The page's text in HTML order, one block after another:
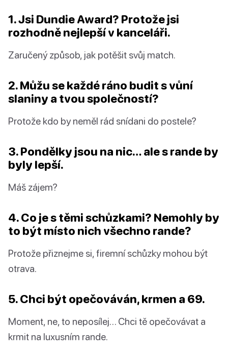
1. Jsi Dundie Award? Protože jsi
rozhodně nejlepší v kanceláři.
Zaručený způsob, jak potěšit svůj match.
2. Můžu se každé ráno budit s vůní
slaniny a tvou společností?
Protože kdo by neměl rád snídani do postele?
3. Pondělky jsou na nic… ale s rande by
byly lepší.
Máš zájem?
4. Co je s těmi schůzkami? Nemohly by
to být místo nich všechno rande?
Protože přiznejme si, firemní schůzky mohou být
otrava.
5. Chci být opečováván, krmen a 69.
Moment, ne, to neposílej… Chci tě opečovávat a
krmit na luxusním rande.